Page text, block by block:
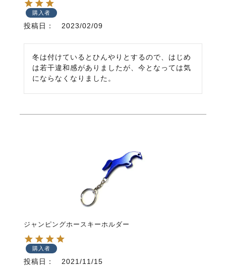
購入者
投稿日 2023/02/09
冬は付けているとひんやりとするので、はじめ
は若干違和感がありましたが、今となっては気
にならなくなりました。
ジャンピングホースキーホルダー
購入者
投稿日 2021/11/15